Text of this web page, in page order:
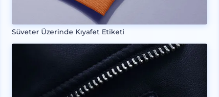
Süveter Üzerinde Kıyafet Etiketi